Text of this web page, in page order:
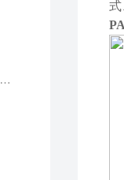
式